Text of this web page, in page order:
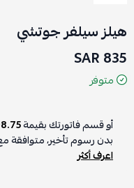
هيلز سيلفر جوتشي
835 SAR
متوفر
أو قسم فاتورتك بقيمة
بدون رسوم تأخير، متوافقة
اعرف أكثر